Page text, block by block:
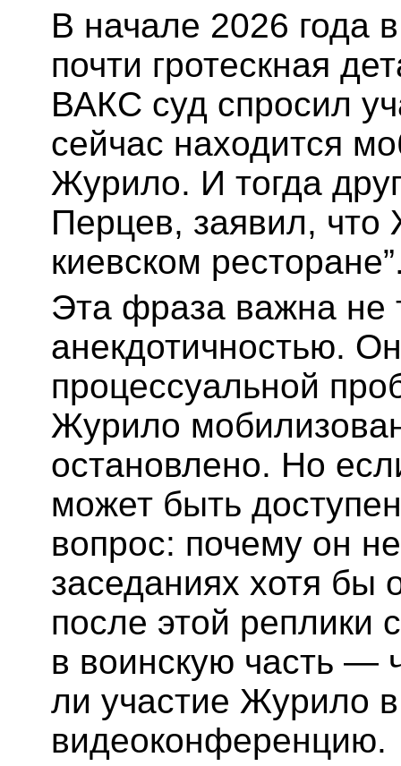
В начале 2026 года
почти гротескная
ВАКС суд спросил
сейчас находится
Журило. И тогда
Перцев, заявил, что
киевском
Эта фраза важна не
анекдотичностью.
процессуальной
Журило
остановлено. Но
может быть
вопрос: почему он
заседаниях хотя бы
после этой реплики
в воинскую часть —
ли участие Журило
видеоконференцию.